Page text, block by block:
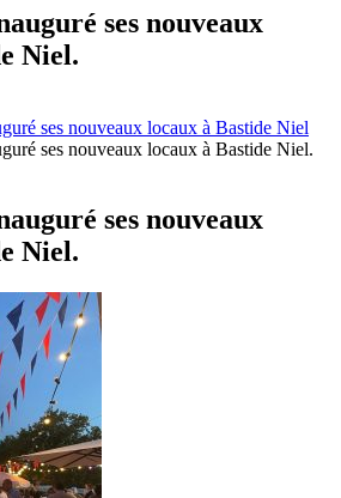
ses nouveaux
Niel.
ses nouveaux locaux à Bastide Niel
ses nouveaux locaux à Bastide Niel.
ses nouveaux
Niel.